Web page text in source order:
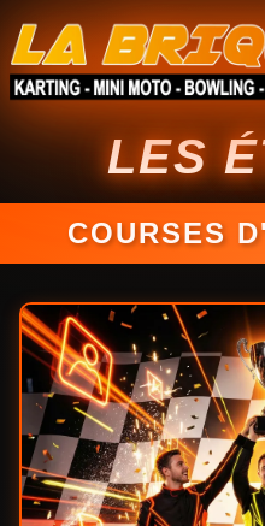
LES
COURSES